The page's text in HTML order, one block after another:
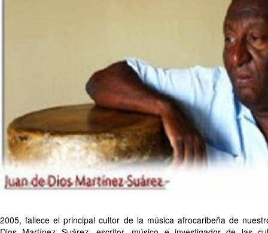
2005, fallece el principal cultor de la música afrocaribeña de